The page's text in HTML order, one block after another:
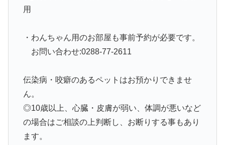
用
・わんちゃん用のお部屋も事前予約が必要です。
お問い合わせ:0288-77-2611
伝染病・咬癖のあるペットはお預かりできませ
ん。
◎10歳以上、心臓・皮膚が弱い、体調が悪いなど
の場合はご相談の上判断し、お断りする事もあり
ます。